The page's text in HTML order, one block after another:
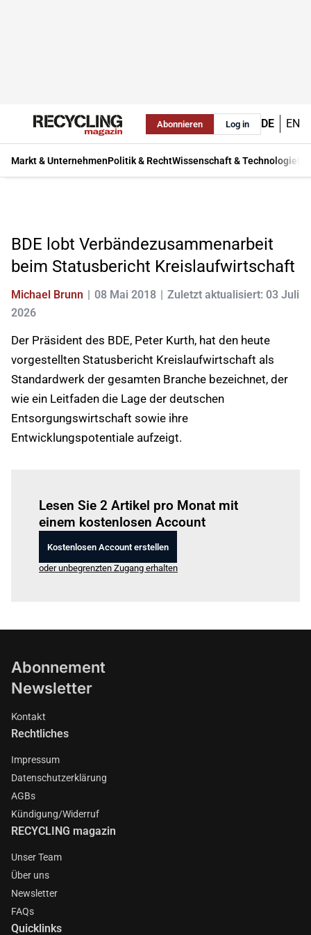
Abonnieren Log in DE EN
Markt & UnternehmenPolitik & RechtWissenschaft & Technologie
BDE lobt Verbändezusammenarbeit
beim Statusbericht Kreislaufwirtschaft
Michael Brunn 08 Mai 2018
Zuletzt aktualisiert: 03 Juli
2026
Der Präsident des BDE, Peter Kurth, hat den heute
vorgestellten Statusbericht Kreislaufwirtschaft als
Standardwerk der gesamten Branche bezeichnet, der
wie ein Leitfaden die Lage der deutschen
Entsorgungswirtschaft sowie ihre
Entwicklungspotentiale aufzeigt.
Lesen Sie 2 Artikel pro Monat mit
einem kostenlosen Account
Kostenlosen Account erstellen
oder unbegrenzten Zugang erhalten
Abonnement
Newsletter
Kontakt
Rechtliches
Impressum
Datenschutzerklärung
AGBs
Kündigung/Widerruf
RECYCLING magazin
Unser Team
Über uns
Newsletter
FAQs
Quicklinks